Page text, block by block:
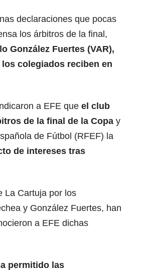
declaraciones que pocas
los árbitros de la final,
González Fuertes (VAR),
colegiados reciben en
a EFE que el club
de la final de la Copa y
de Fútbol (RFEF) la
de intereses tras
La Cartuja por los
y González Fuertes, han
a EFE dichas
permitido las